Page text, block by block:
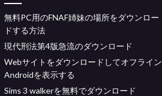
無料PC用のFNAF姉妹の場所をダウンロー
ドする方法
現代刑法第4版急流のダウンロード
Webサイトをダウンロードしてオフライン
Androidを表示する
Sims 3 walkerを無料でダウンロード